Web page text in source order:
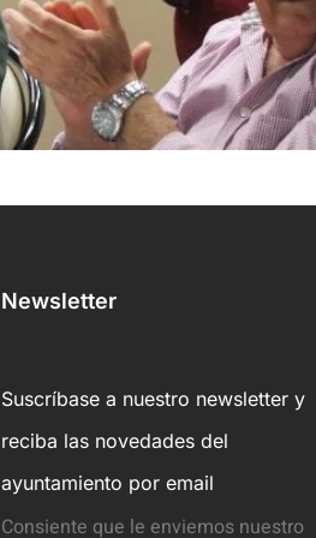
Newsletter
Suscríbase a nuestro newsletter y
reciba las novedades del
ayuntamiento por email
Consiente que le enviemos nuestro